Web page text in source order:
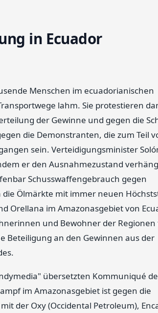
in Ecuador
Menschen im ecuadorianischen
lahm. Sie protestieren
der Gewinne und gegen die
die Demonstranten, die zum Teil
sein. Verteidigungsminister
er den Ausnahmezustand
Schusswaffengebrauch gegen
Ölmärkte mit immer neuen
Orellana im Amazonasgebiet von
und Bewohner der
Beteiligung an den Gewinnen aus der
übersetzten Kommuniqué
im Amazonasgebiet ist gegen die
der Oxy (Occidental Petroleum),